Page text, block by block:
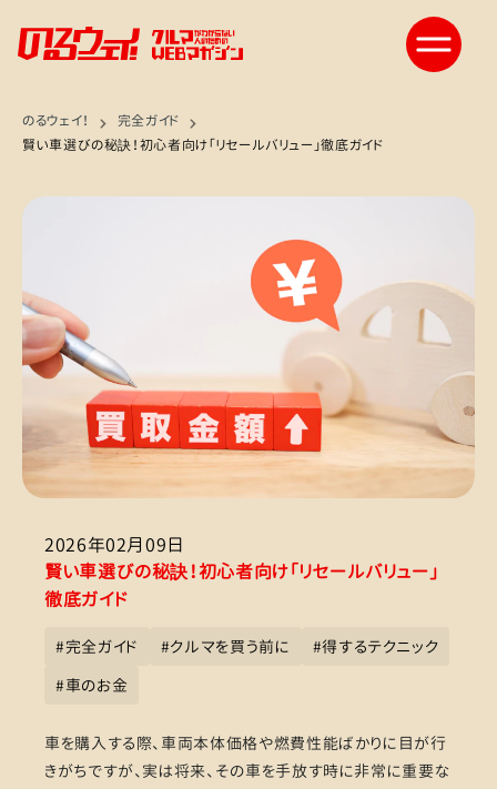
のるウェイ！
完全ガイド
賢い車選びの秘訣！初心者向け「リセールバリュー」徹底ガイド
2026年02月09日
賢い車選びの秘訣！初心者向け「リセールバリュー」
徹底ガイド
#完全ガイド #クルマを買う前に #得するテクニック
#車のお金
車を購入する際、車両本体価格や燃費性能ばかりに目が行
きがちですが、実は将来、その車を手放す時に非常に重要な